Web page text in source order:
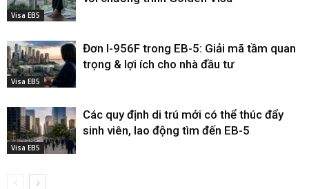
Visa EB5
Visa EB5
Đơn I-956F trong EB-5: Giải mã tầm quan
trọng & lợi ích cho nhà đầu tư
Visa EB5
Các quy định di trú mới có thể thúc đẩy
sinh viên, lao động tìm đến EB-5